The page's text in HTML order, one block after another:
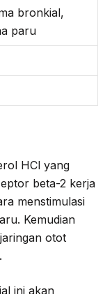
bronkial,
paru
HCl yang
beta-2 kerja
menstimulasi
Kemudian
otot
ini akan